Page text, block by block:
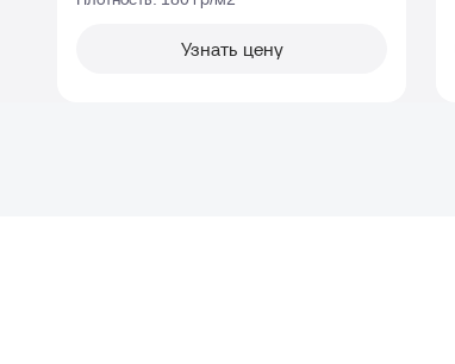
Узнать цену